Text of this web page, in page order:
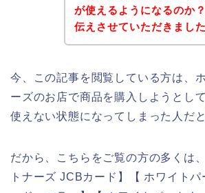
が使えるようになるのか
伝えさせていただきました
今、この記事を閲覧している方は、
ーズのお店で商品を購入しようとし
使えない状態になってしまった人だ
だから、こちらをご覧の方の多くは
トナーズ JCBカード】【 ホワイト